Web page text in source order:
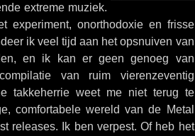
extreme muziek.
experiment, onorthodoxie en frisse
ik veel tijd aan het opsnuiven van
en ik kan er geen genoeg van
van ruim vierenzeventig
takkeherrie weet me niet terug te
comfortabele wereld van de Metal
releases. Ik ben verpest. Of heb het